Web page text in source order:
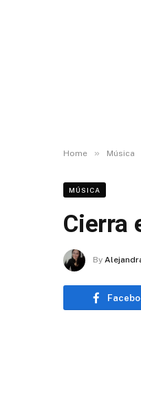
Home » Música
MÚSICA
Cierra
By